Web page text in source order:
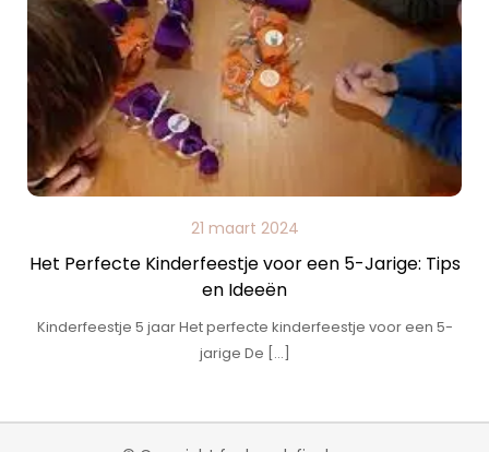
21 maart 2024
Het Perfecte Kinderfeestje voor een 5-Jarige: Tips
en Ideeën
Kinderfeestje 5 jaar Het perfecte kinderfeestje voor een 5-
jarige De […]